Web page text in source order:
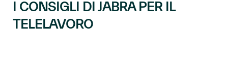
I CONSIGLI DI JABRA PER IL
TELELAVORO